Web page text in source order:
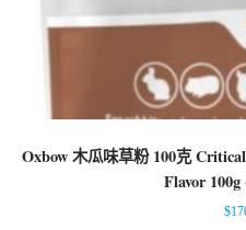
Oxbow 木瓜味草粉 100克
Flavor 100g
$